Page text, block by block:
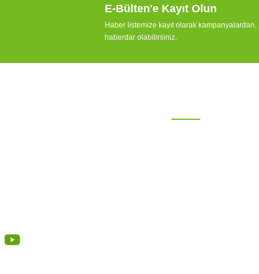
E-Bülten'e Kayıt Olun
Haber listemize kayıt olarak kampanyalardan,
haberdar olabilirsiniz.